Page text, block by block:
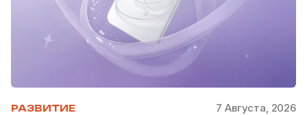
РАЗВИТИЕ 7 Августа, 2026